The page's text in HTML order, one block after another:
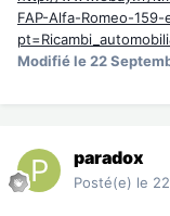
FAP-Alfa-Romeo-
Modifiéle 22
paradox
Posté(e) le